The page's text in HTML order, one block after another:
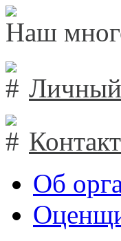
Наш
Личный
Об